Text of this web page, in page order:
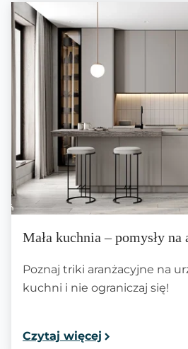
Mała kuchnia – pomysły na
Poznaj triki aranżacyjne na
kuchni i nie ograniczaj się!
Czytaj więcej